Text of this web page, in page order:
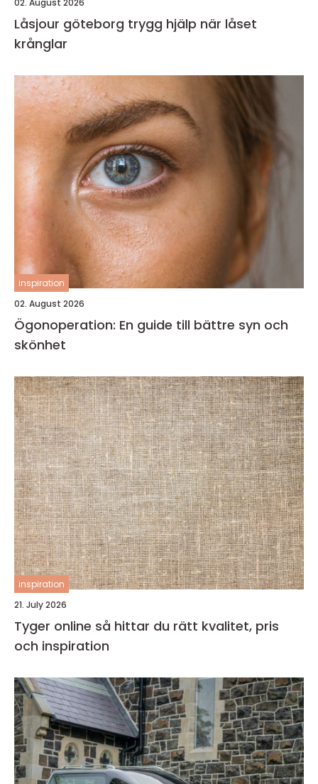
Låsjour göteborg trygg hjälp när låset
krånglar
inspiration
02. August 2026
Ögonoperation: En guide till bättre syn och
skönhet
inspiration
21. July 2026
Tyger online så hittar du rätt kvalitet, pris
och inspiration